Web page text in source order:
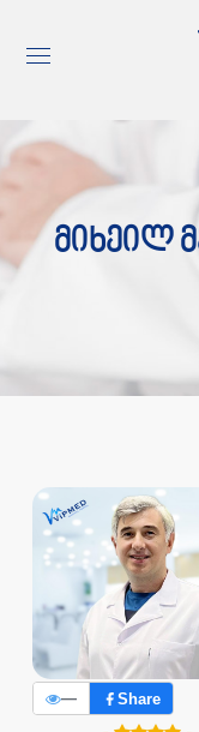
Მიხეილ
— Share